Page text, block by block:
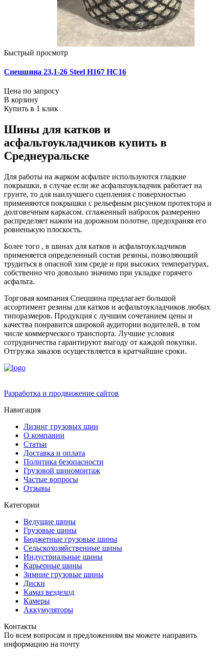
Быстрый просмотр
Спецшина 23,1-26 Steel H167 НС16
Цена по запросу
В корзину
Купить в 1 клик
Шины для катков и
асфальтоукладчиков купить в
Среднеуральске
Для работы на жарком асфальте используются гладкие
покрышки, в случае если же асфальтоукладчик работает на
грунте, то для наилучшего сцепления с поверхностью
применяются покрышки с рельефным рисунком протектора и
долговечным каркасом. сглаженный набросок размеренно
распределяет нажим на дорожном полотне, предохраняя его
ровненькую плоскость.
Более того , в шинах для катков и асфальтоукладчиков
применяется определенный состав резины, позволяющий
трудиться в опасной хим среде и при высоких температурах,
собственно что довольно значимо при укладке горячего
асфальта.
Торговая компания Спецшина предлагает большой
ассортимент резины для катков и асфальтоукладчиков любых
типоразмеров. Продукция с лучшим сочетанием цены и
качества понравится широкой аудитории водителей, в том
числе коммерческого транспорта. Лучшие условия
сотрудничества гарантируют выгоду от каждой покупки.
Отгрузка заказов осуществляется в кратчайшие сроки.
Разработка и продвижение сайтов
Навигация
Лизинг грузовых шин
О компании
Статьи
Доставка и оплата
Политика безопасности
Грузовой шиномонтаж
Частые вопросы
Отзывы
Категории
Ведущие шины
Грузовые шины
Бюджетные грузовые шины
Сельскохозяйственные шины
Индустриальные шины
Карьерные шины
Зимние грузовые шины
Диски
Камаз вездеход
Камеры
Аккумуляторы
Контакты
По всем вопросам и предложениям вы можете направить
информацию на почту